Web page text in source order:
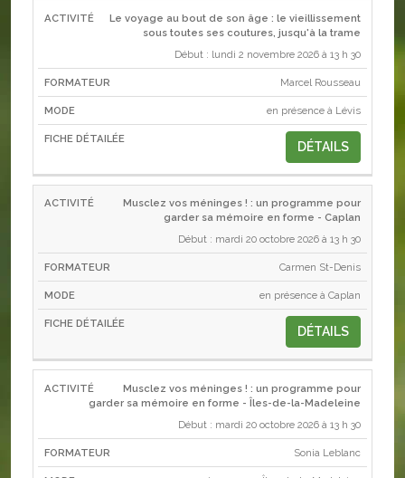
Le voyage au bout de son âge : le vieillissement
sous toutes ses coutures, jusqu'à la trame
Début : lundi 2 novembre 2026 à 13 h 30
Marcel Rousseau
en présence à Lévis
DÉTAILS
Musclez vos méninges ! : un programme pour
garder sa mémoire en forme - Caplan
Début : mardi 20 octobre 2026 à 13 h 30
Carmen St-Denis
en présence à Caplan
DÉTAILS
Musclez vos méninges ! : un programme pour
garder sa mémoire en forme - Îles-de-la-Madeleine
Début : mardi 20 octobre 2026 à 13 h 30
Sonia Leblanc